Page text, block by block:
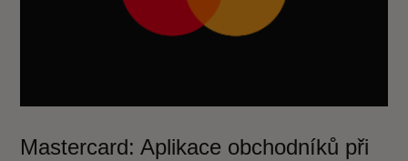
Mastercard: Aplikace obchodníků při